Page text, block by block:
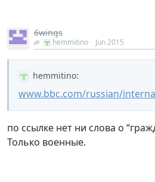
6wings
hemmitino Jun 2015
hemmitino:
www.bbc.com/russian/
по ссылке нет ни слова о
Только военные.